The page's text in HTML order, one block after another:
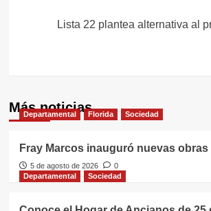
Lista 22 plantea alternativa al
Más noticias
Departamental Florida Sociedad
Fray Marcos inauguró nuevas obras
5 de agosto de 2026
0
Departamental
Sociedad